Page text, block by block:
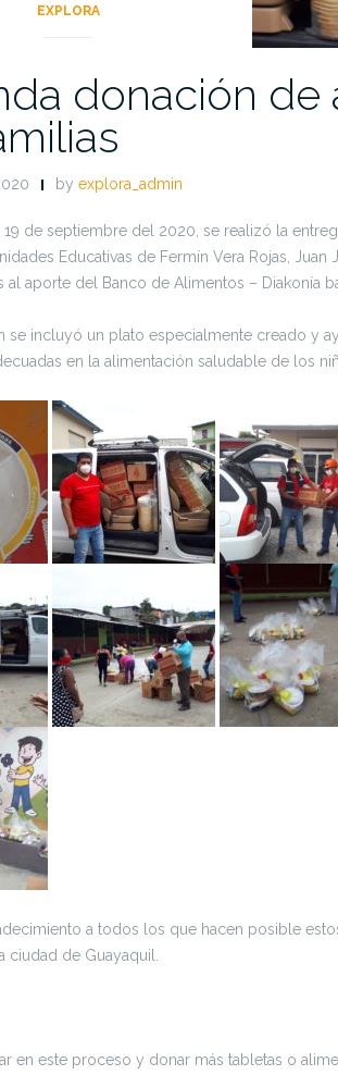
EXPLORA
donación de
by explora_admin
19 de septiembre del 2020, se realizó la
Educativas de Fermín Vera Rojas, Juan
al aporte del Banco de Alimentos – Diakonía
se incluyó un plato especialmente creado y
en la alimentación saludable de los
a todos los que hacen posible
ciudad de Guayaquil.
en este proceso y donar más tabletas o